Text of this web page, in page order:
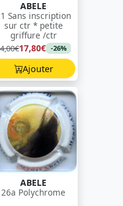
ABELE
Sans inscription
sur ctr * petite
griffure /ctr
17,80€ -26%
Ajouter
ABELE
26a Polychrome